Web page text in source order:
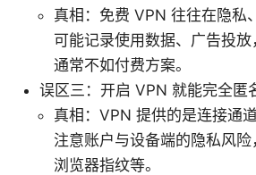
真相：免费 VPN 往往在隐私
可能记录使用数据、广告投
通常不如付费方案。
误区三：开启 VPN 就能完全匿
真相：VPN 提供的是连接通
注意账户与设备端的隐私风险
浏览器指纹等。